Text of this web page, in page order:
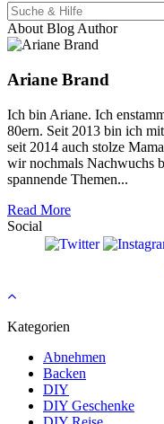
Suche
für:
About Blog Author
Ariane Brand
Ich bin Ariane. Ich
80ern. Seit 2013 bin ich
seit 2014 auch stolze
wir nochmals Nachwuchs
spannende Themen...
Read More
Social
Kategorien
Abnehmen
Backen
DIY
DIY Geschenke